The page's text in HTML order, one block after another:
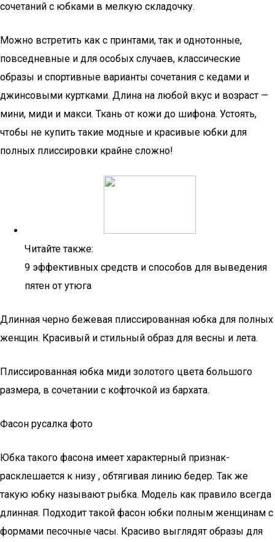
сочетаний с юбками в мелкую складочку.
Можно встретить как с принтами, так и однотонные,
повседневные и для особых случаев, классические
образы и спортивные варианты сочетания с кедами и
джинсовыми куртками. Длина на любой вкус и возраст —
мини, миди и макси. Ткань от кожи до шифона. Устоять,
чтобы не купить такие модные и красивые юбки для
полных плиссировки крайне сложно!
Читайте также:
9 эффективных средств и способов для выведения
пятен от утюга
Длинная черно бежевая плиссированная юбка для полных
женщин. Красивый и стильный образ для весны и лета.
Плиссированная юбка миди золотого цвета большого
размера, в сочетании с кофточкой из бархата.
Фасон русалка фото
Юбка такого фасона имеет характерный признак-
расклешается к низу , обтягивая линию бедер. Так же
такую юбку называют рыбка. Модель как правило всегда
длинная. Подходит такой фасон юбки полным женщинам с
формами песочные часы. Красиво выглядят образы для